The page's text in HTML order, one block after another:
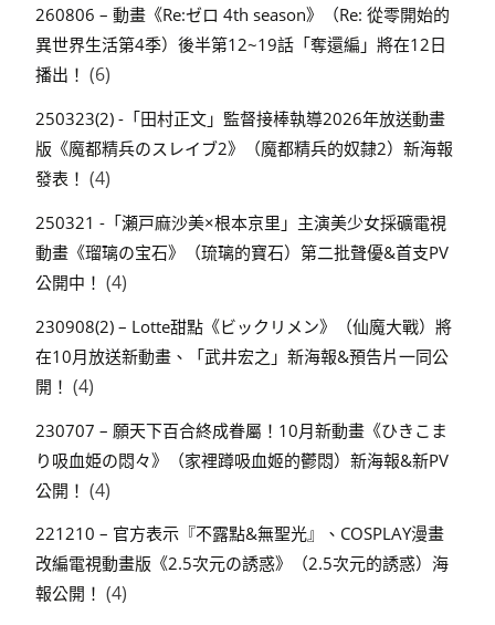
260806 – 動畫《Re:ゼロ 4th season》（Re: 從零開始的
異世界生活第4季）後半第12~19話「奪還編」將在12日
播出！ (6)
250323(2) -「田村正文」監督接棒執導2026年放送動畫
版《魔都精兵のスレイブ2》（魔都精兵的奴隸2）新海報
發表！ (4)
250321 -「瀬戸麻沙美×根本京里」主演美少女採礦電視
動畫《瑠璃の宝石》（琉璃的寶石）第二批聲優&首支PV
公開中！ (4)
230908(2) – Lotte甜點《ビックリメン》（仙魔大戰）將
在10月放送新動畫、「武井宏之」新海報&預告片一同公
開！ (4)
230707 – 願天下百合終成眷屬！10月新動畫《ひきこま
り吸血姫の悶々》（家裡蹲吸血姬的鬱悶）新海報&新PV
公開！ (4)
221210 – 官方表示『不露點&無聖光』、COSPLAY漫畫
改編電視動畫版《2.5次元の誘惑》（2.5次元的誘惑）海
報公開！ (4)